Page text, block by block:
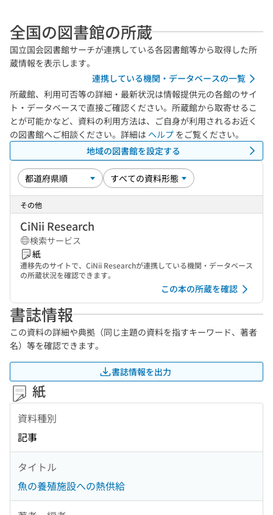
全国の図書館の所蔵
国立国会図書館サーチが連携している各図書館等から取得した所
蔵情報を表示します。
連携している機関・データベースの一覧
所蔵館、利用可否等の詳細・最新状況は情報提供元の各館のサイ
ト・データベースで直接ご確認ください。所蔵館から取寄せるこ
とが可能かなど、資料の利用方法は、ご自身が利用されるお近く
の図書館へご相談ください。詳細は ヘルプ をご覧ください。
地域の図書館を設定する
その他
CiNii Research
検索サービス
紙
遷移先のサイトで、CiNii Researchが連携している機関・データベース
の所蔵状況を確認できます。
この本の所蔵を確認
書誌情報
この資料の詳細や典拠（同じ主題の資料を指すキーワード、著者
名）等を確認できます。
書誌情報を出力
紙
資料種別
記事
タイトル
魚の養殖施設への熱供給